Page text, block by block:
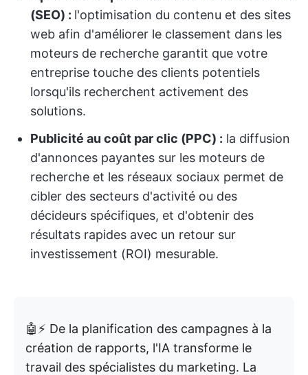
(SEO) : l'optimisation du contenu et des sites
web afin d'améliorer le classement dans les
moteurs de recherche garantit que votre
entreprise touche des clients potentiels
lorsqu'ils recherchent activement des
solutions.
Publicité au coût par clic (PPC) : la diffusion
d'annonces payantes sur les moteurs de
recherche et les réseaux sociaux permet de
cibler des secteurs d'activité ou des
décideurs spécifiques, et d'obtenir des
résultats rapides avec un retour sur
investissement (ROI) mesurable.
🤖⚡ De la planification des campagnes à la
création de rapports, l'IA transforme le
travail des spécialistes du marketing. La